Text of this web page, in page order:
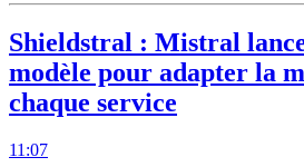
Shieldstral : Mistral
modèle pour adapter la
chaque service
11:07